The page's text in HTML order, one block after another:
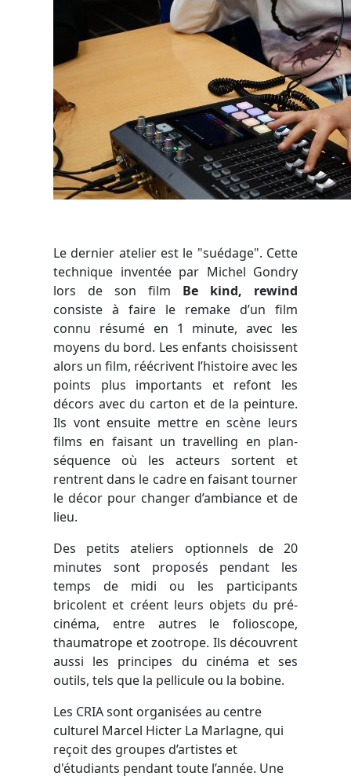
Le dernier atelier est le "suédage". Cette
technique inventée par Michel Gondry
lors de son film Be kind, rewind
consiste à faire le remake d’un film
connu résumé en 1 minute, avec les
moyens du bord. Les enfants choisissent
alors un film, réécrivent l’histoire avec les
points plus importants et refont les
décors avec du carton et de la peinture.
Ils vont ensuite mettre en scène leurs
films en faisant un travelling en plan-
séquence où les acteurs sortent et
rentrent dans le cadre en faisant tourner
le décor pour changer d’ambiance et de
lieu.
Des petits ateliers optionnels de 20
minutes sont proposés pendant les
temps de midi ou les participants
bricolent et créent leurs objets du pré-
cinéma, entre autres le folioscope,
thaumatrope et zootrope. Ils découvrent
aussi les principes du cinéma et ses
outils, tels que la pellicule ou la bobine.
Les CRIA sont organisées au centre
culturel Marcel Hicter La Marlagne, qui
reçoit des groupes d’artistes et
d'étudiants pendant toute l’année. Une